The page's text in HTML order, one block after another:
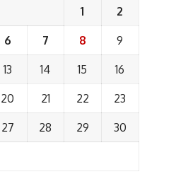
1 2
6 7 8 9
13 14 15 16
20 21 22 23
27 28 29 30